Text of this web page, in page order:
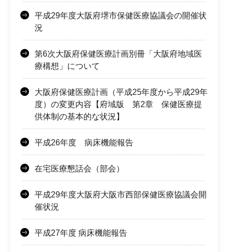
平成29年度大阪府堺市保健医療協議会の開催状
況
第6次大阪府保健医療計画別冊「大阪府地域医
療構想」について
大阪府保健医療計画（平成25年度から平成29年
度）の変更内容【府域版 第2章 保健医療提
供体制の基本的な状況】
平成26年度 病床機能報告
在宅医療懇話会（部会）
平成29年度大阪府大阪市西部保健医療協議会開
催状況
平成27年度 病床機能報告